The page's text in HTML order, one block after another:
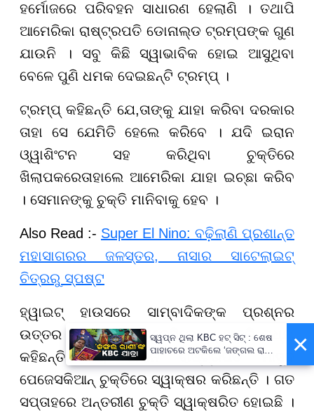
ହର୍ମୋଜରେ ପରିବହନ ସାଧାରଣ ହେଲାଣି । ତଥାପି
ଆମେରିକା ରାଷ୍ଟ୍ରପତି ଡୋନାଲ୍ଡ ଟ୍ରମ୍ପଙ୍କ ଗୁଣ
ଯାଉନି । ସବୁ କିଛି ସ୍ୱାଭାବିକ ହୋଇ ଆସୁଥିବା
ବେଳେ ପୁଣି ଧମକ ଦେଇଛନ୍ଟି ଟ୍ରମ୍ପ୍ ।
ଟ୍ରମ୍ପ୍ କହିଛନ୍ତି ଯେ,ତାଙ୍କୁ ଯାହା କରିବା ଦରକାର
ତାହା ସେ ଯେମିତି ହେଲେ କରିବେ । ଯଦି ଇରାନ
ଓ୍ୱାଶିଂଟନ ସହ କରିଥିବା ଚୁକ୍ତିରେ
ଖିଲାପକରେତାହାଲେ ଆମେରିକା ଯାହା ଇଚ୍ଛା କରିବ
। ସେମାନଙ୍କୁ ଚୁକ୍ତି ମାନିବାକୁ ହେବ ।
Also Read :- Super El Nino: ବଢ଼ିଲାଣି ପ୍ରଶାନ୍ତ
ମହାସାଗରର ଜଳସ୍ତର, ନାସାର ସାଟେଲାଇଟ୍‌
ଚିତ୍ରରୁ ସ୍ପଷ୍ଟ
ହ୍ୱାଇଟ୍ ହାଉସରେ ସାମ୍ବାଦିକଙ୍କ ପ୍ରଶ୍ନର
ଉତ୍ତର ଦେଇ ୟୁଏସ ପ୍ରେସିଡେଣ୍ଟ୍ ଆହୁରି ମଧ୍ୟ
କହିଛନ୍ତି ଯେ, ଇରାନ ରାଷ୍ଟ୍ରପତି ମାସୁଦ
ପେଜେସକିଆନ୍ ଚୁକ୍ତିରେ ସ୍ୱାକ୍ଷର କରିଛନ୍ତି । ଗତ
ସପ୍ତାହରେ ଅନ୍ତରୀଣ ଚୁକ୍ତି ସ୍ୱାକ୍ଷରିତ ହୋଇଛି ।
×
ସ୍ୱପ୍ନ ଥିଲା KBC ହଟ୍ ସିଟ୍ : ଶେଷ
ପାହାଚରେ ଅଟକିଲେ ‘ଜଙ୍ଗଲ ରାଣୀ’
ଜୟନ୍ତି ବୁରୁଦା